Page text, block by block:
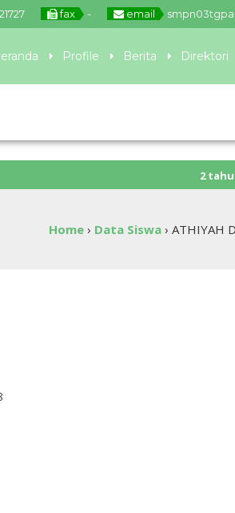
fax - email
Profile Berita Direktori
2 tahun yang
Home › Data Siswa › ATHIYAH